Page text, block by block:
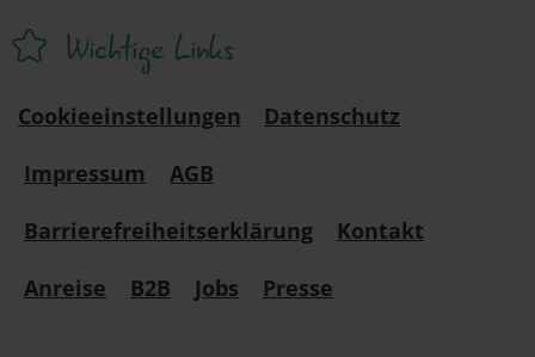
Wichtige Links
Cookieeinstellungen
Datenschutz
Impressum
AGB
Barrierefreiheitserklärung
Kontakt
Anreise
B2B Jobs Presse